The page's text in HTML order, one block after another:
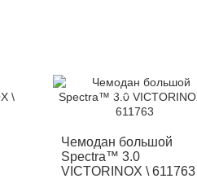
Чемодан большой
Spectra™ 3.0
VICTORINOX \ 611763
-12%